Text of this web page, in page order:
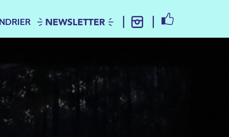
NEWSLETTER INSTAGRAMFACEBOOK